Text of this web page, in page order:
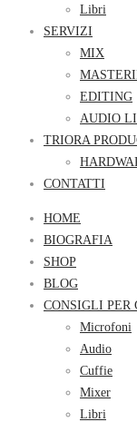
Libri
SERVIZI
MIX
EDITING
AUDIO
TRIORA
CONTATTI
HOME
BIOGRAFIA
SHOP
BLOG
CONSIGLI PER
Microfoni
Audio
Cuffie
Mixer
Libri